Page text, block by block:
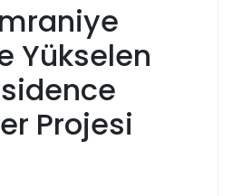
Yükselen
Projesi